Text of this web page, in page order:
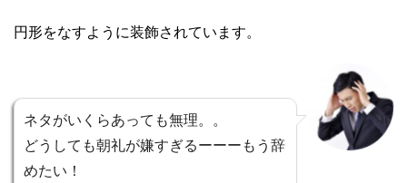
円形をなすように装飾されています。
ネタがいくらあっても無理。。
どうしても朝礼が嫌すぎるーーーもう辞
めたい！